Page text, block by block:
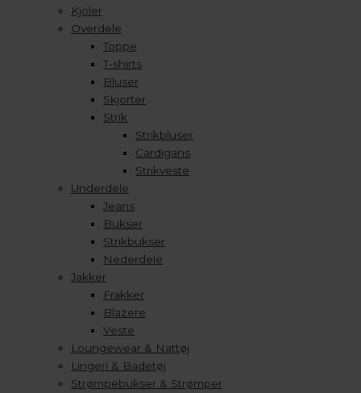
Kjoler
Overdele
Toppe
T-shirts
Bluser
Skjorter
Strik
Strikbluser
Cardigans
Strikveste
Underdele
Jeans
Bukser
Strikbukser
Nederdele
Jakker
Frakker
Blazere
Veste
Loungewear & Nattøj
Lingeri & Badetøj
Strømpebukser & Strømper